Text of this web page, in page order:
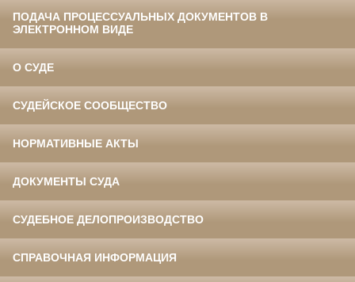
ПОДАЧА ПРОЦЕССУАЛЬНЫХ ДОКУМЕНТОВ В
ЭЛЕКТРОННОМ ВИДЕ
О СУДЕ
СУДЕЙСКОЕ СООБЩЕСТВО
НОРМАТИВНЫЕ АКТЫ
ДОКУМЕНТЫ СУДА
СУДЕБНОЕ ДЕЛОПРОИЗВОДСТВО
СПРАВОЧНАЯ ИНФОРМАЦИЯ